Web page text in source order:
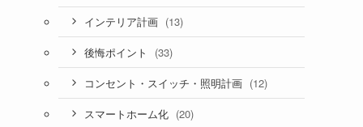
インテリア計画 (13)
後悔ポイント (33)
コンセント・スイッチ・照明計画 (12)
スマートホーム化 (20)